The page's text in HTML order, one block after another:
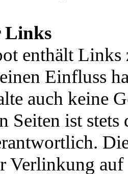
Links
enthält Links
Einfluss
auch keine
Seiten ist
Verlinkung